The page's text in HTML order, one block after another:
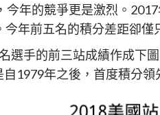
今年的競爭更是激烈。
年前五名的積分差距卻僅
選手的前三站成績作成下
1979年之後，首度積分